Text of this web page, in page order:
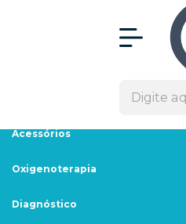
Acessórios
Oxigenoterapia
Diagnóstico